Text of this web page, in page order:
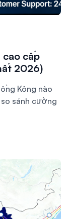
cấp
2026)
Kông nào
sánh cường